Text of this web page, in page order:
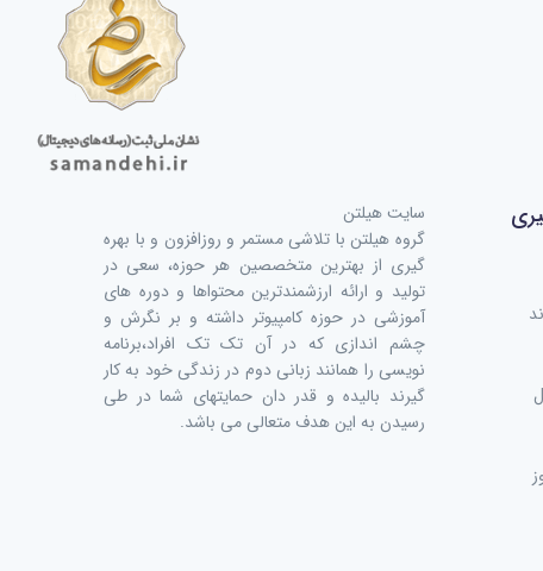
سایت هیلتن
گروه هیلتن با تلاشی مستمر و روزافزون و با بهره
گیری از بهترین متخصصین هر حوزه، سعی در
تولید و ارائه ارزشمندترین محتواها و دوره های
آموزشی در حوزه کامپیوتر داشته و بر نگرش و
چشم اندازی که در آن تک تک افراد،برنامه
نویسی را همانند زبانی دوم در زندگی خود به کار
گیرند بالیده و قدر دان حمایتهای شما در طی
رسیدن به این هدف متعالی می باشد.